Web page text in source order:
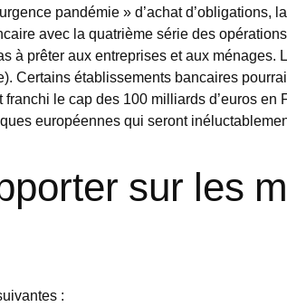
pandémie » d’achat
avec la quatrième série des
à prêter aux entreprises et aux
Certains établissements bancaires
le cap des 100 milliards d’euros
européennes qui seront
sur les
: